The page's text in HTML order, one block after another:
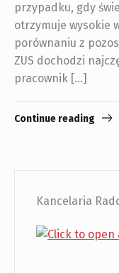
przypadku, gdy
otrzymuje wysokie
porównaniu z
ZUS dochodzi
pracownik […]
Continue reading
Kancelaria